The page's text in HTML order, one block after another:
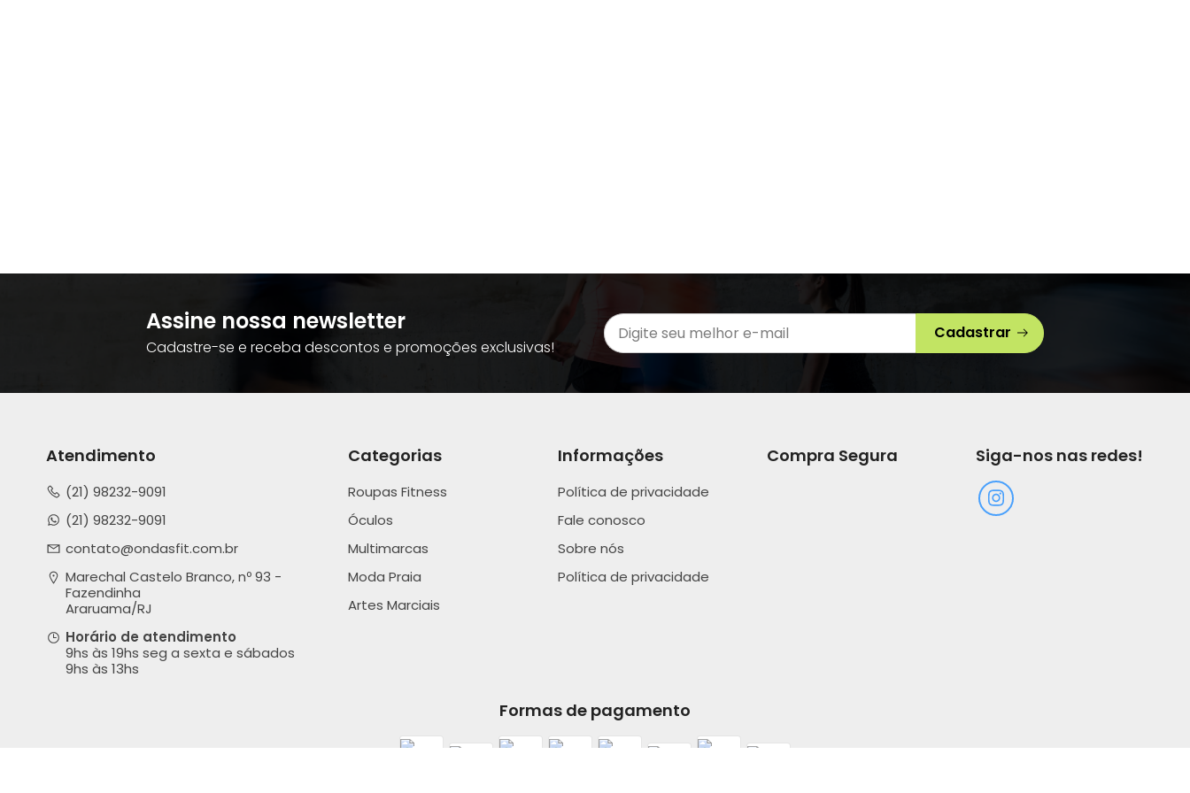
Assine nossa newsletter
Cadastre-se e receba descontos e promoções exclusivas!
Cadastrar
Categorias
Roupas Fitness
Óculos
Multimarcas
Moda Praia
Artes Marciais
Informações
Política de privacidade
Fale conosco
Sobre nós
Política de privacidade
Compra Segura
Atendimento
(21) 98232-9091
(21) 98232-9091
contato@ondasfit.com.br
Marechal Castelo Branco, nº 93 -
Fazendinha
Araruama/RJ
Horário de atendimento
9hs às 19hs seg a sexta e sábados
9hs às 13hs
Siga-nos nas redes!
Formas de pagamento